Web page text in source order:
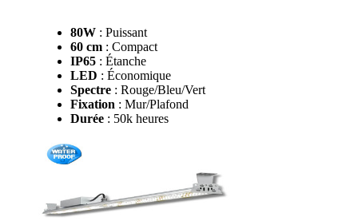
80W : Puissant
60 cm : Compact
IP65 : Étanche
LED : Économique
Spectre : Rouge/Bleu/Vert
Fixation : Mur/Plafond
Durée : 50k heures